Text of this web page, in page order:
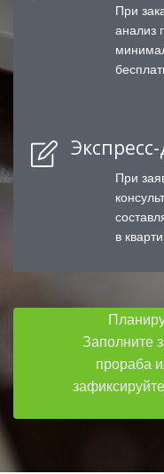
При
анализ
При
в
Заполните
прораба